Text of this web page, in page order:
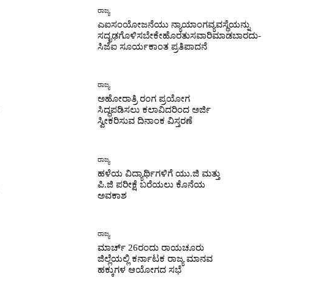
ರಾಜ್ಯ
ಎಐಸಂಯೋಜನೆಯು ನ್ಯಾಯಾಂಗವ್ಯವಸ್ಥೆಯನ್ನು
ಸದೃಢಗೊಳಿಸಬೇಕೇಹೊರತುಸವಾರಿಮಾಡಬಾರದು-
ಸಿಜೆಐ ಸೂರ್ಯಕಾಂತ ಪ್ರತಿಪಾದನೆ
ರಾಜ್ಯ
ಅಹೋರಾತ್ರಿ ರಂಗ ಪ್ರಯೋಗ
ಸಿದ್ಧಪಡಿಸಲು ಕಲಾವಿದರಿಂದ ಅರ್ಜಿ
ಸ್ವೀಕರಿಸುವ ದಿನಾಂಕ ವಿಸ್ತರಣೆ
ರಾಜ್ಯ
ಹಳೆಯ ವಿದ್ಯಾರ್ಥಿಗಳಿಗೆ ಯು.ಜಿ ಮತ್ತು
ಪಿ.ಜಿ ಪರೀಕ್ಷೆ ಬರೆಯಲು ಕೊನೆಯ
ಅವಕಾಶ
ರಾಜ್ಯ
ಮಾರ್ಚ್ 26ರಂದು ರಾಯಚೂರು
ಜಿಲ್ಲೆಯಲ್ಲಿ ಕರ್ನಾಟಕ ರಾಜ್ಯ ಮಾನವ
ಹಕ್ಕುಗಳ ಆಯೋಗದ ಸಭೆ